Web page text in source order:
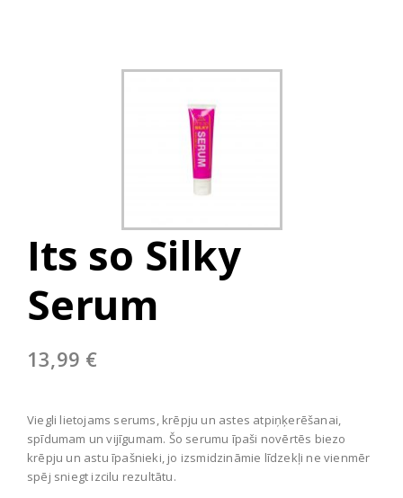
Its so Silky
Serum
13,99 €
Viegli lietojams serums, krēpju un astes atpiņķerēšanai,
spīdumam un vijīgumam. Šo serumu īpaši novērtēs biezo
krēpju un astu īpašnieki, jo izsmidzināmie līdzekļi ne vienmēr
spēj sniegt izcilu rezultātu.